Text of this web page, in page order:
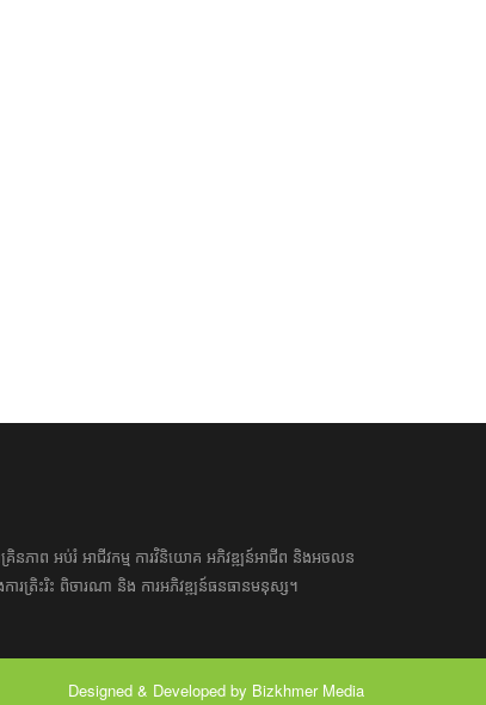
ន​ភាព អប់រំ ​​អាជីវកម្ម​ ​ការ​វិនិយោគ​ ​អភិវឌ្ឍន៍​អាជីព​ និង​អចលន
ត្រិះរិះ ពិចារណា​ ​និង ​ការអភិវឌ្ឍន៍​ធនធាន​មនុស្ស។
Designed & Developed by Bizkhmer Media